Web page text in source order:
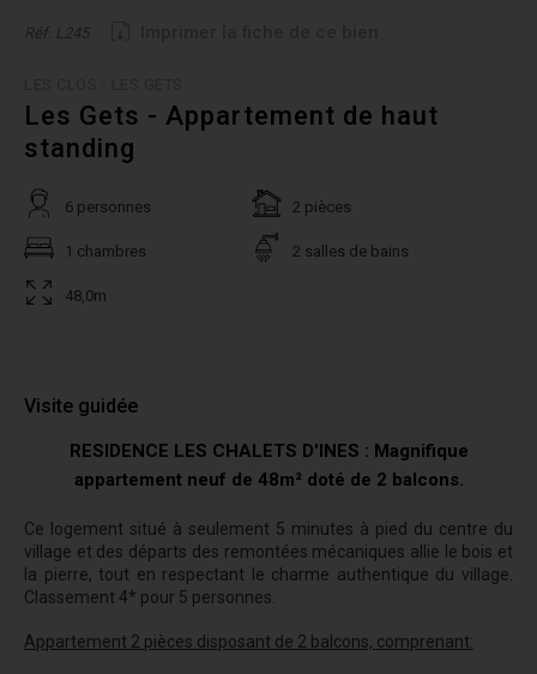
Réf. L245
Les Gets - Appartement de haut
standing
6 personnes 2 pièces
1 chambres 2 salles de bains
48,0m
Visite guidée
RESIDENCE LES CHALETS D'INES : Magnifique
appartement neuf de 48m² doté de 2 balcons.
Ce logement situé à seulement 5 minutes à pied du centre du
village et des départs des remontées mécaniques allie le bois et
la pierre, tout en respectant le charme authentique du village.
Classement 4* pour 5 personnes.
Appartement 2 pièces disposant de 2 balcons, comprenant: